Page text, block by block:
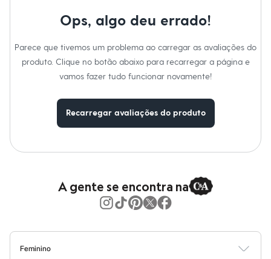
Dia dos Pais
Inverno
Novidades
Camisetas e Regatas
Jeans
Polos
Chapéus e Bonés
Relógios
Calçados
Botas
Ops, algo deu errado!
Parece que tivemos um problema ao carregar as avaliações do
produto. Clique no botão abaixo para recarregar a página e
vamos fazer tudo funcionar novamente!
Recarregar avaliações do produto
A gente se encontra na
Feminino